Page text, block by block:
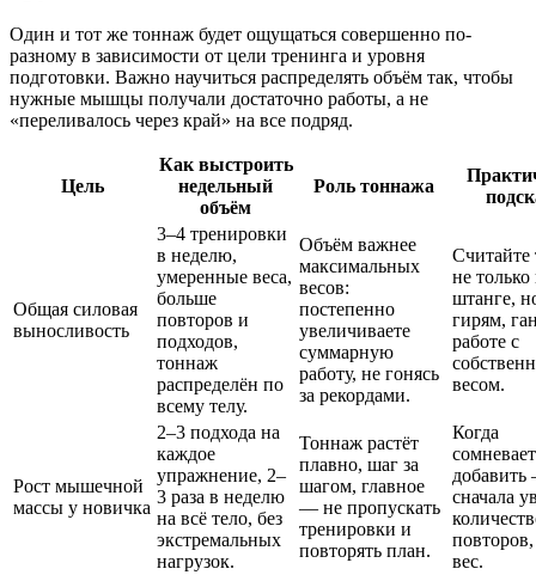
Один и тот же тоннаж будет ощущаться совершенно по-
разному в зависимости от цели тренинга и уровня
подготовки. Важно научиться распределять объём так, чтобы
нужные мышцы получали достаточно работы, а не
«переливалось через край» на все подряд.
Цель
Как выстроить
недельный
объём
Роль тоннажа
Общая силовая
выносливость
3–4 тренировки
в неделю,
умеренные веса,
больше
повторов и
подходов,
тоннаж
распределён по
всему телу.
Объём важнее
максимальных
весов:
постепенно
увеличиваете
суммарную
работу, не гонясь
за рекордами.
Считайте
не только
штанге,
гирям,
работе с
весом.
Рост мышечной
массы у новичка
2–3 подхода на
каждое
упражнение, 2–
3 раза в неделю
на всё тело, без
экстремальных
нагрузок.
Тоннаж растёт
плавно, шаг за
шагом, главное
— не пропускать
тренировки и
повторять план.
Когда
сначала
вес.